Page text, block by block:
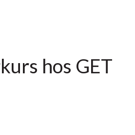
hos GET